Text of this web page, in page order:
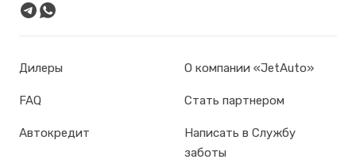
Дилеры О компании «JetAuto»
FAQ Стать партнером
Автокредит
Написать в Службу
заботы